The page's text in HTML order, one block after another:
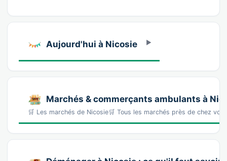
Aujourd'hui à Nicosie
Marchés & commerçants ambulants à
🛒 Les marchés de Nicosie🛒 Tous les marchés près de chez